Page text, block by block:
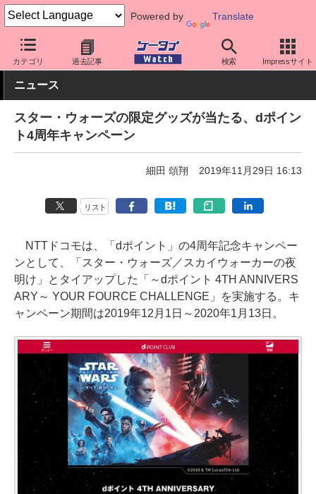
Powered by Translate
カテゴリ 過去記事 検索 Impressサイト
ケータイ Watch キャリア ドコモ
ニュース
スター・ウォーズの限定グッズが当たる、dポイン
ト4周年キャンペーン
細田 頌翔 2019年11月29日 16:13
リスト
NTTドコモは、「dポイント」の4周年記念キャンペー
ンとして、「スター・ウォーズ／スカイウォーカーの夜
明け」とタイアップした「～dポイント 4TH ANNIVERS
ARY～ YOUR FOURCE CHALLENGE」を実施する。キ
ャンペーン期間は2019年12月1日～2020年1月13日。